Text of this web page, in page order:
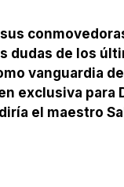
dudas de los
vanguardia
exclusiva para
el maestro